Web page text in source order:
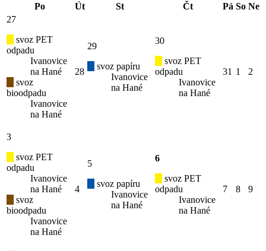
Po
Út St Čt Pá So Ne
27
svoz PET
odpadu
Ivanovice
na Hané
svoz
bioodpadu
Ivanovice
na Hané
28
29
svoz papíru
Ivanovice
na Hané
30
svoz PET
odpadu
Ivanovice
na Hané
31 1 2
3
svoz PET
odpadu
Ivanovice
na Hané
svoz
bioodpadu
Ivanovice
na Hané
4
5
svoz papíru
Ivanovice
na Hané
6
svoz PET
odpadu
Ivanovice
na Hané
7 8 9